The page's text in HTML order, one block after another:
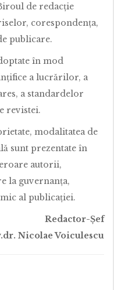
de redacție
corespondența,
publicare.
în mod
a lucrărilor, a
a standardelor
revistei.
modalitatea de
sunt prezentate în
autorii,
la guvernanța,
al publicației.
Redactor-Şef
Nicolae Voiculescu